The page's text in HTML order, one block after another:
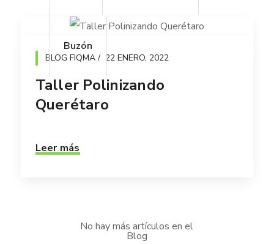
Buzón
BLOG FIQMA 22 ENERO, 2022
Taller Polinizando
Querétaro
Leer más
No hay más artículos en el
Blog